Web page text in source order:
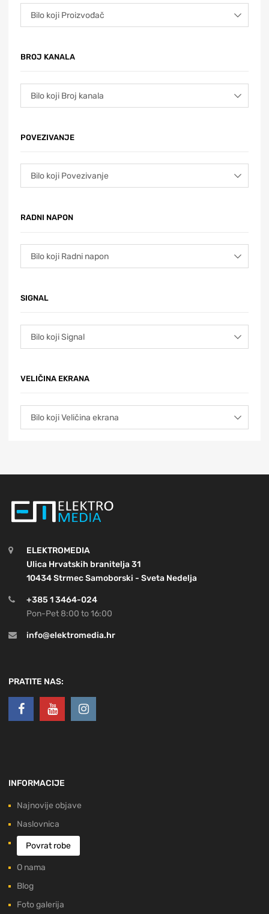
BROJ KANALA
POVEZIVANJE
RADNI NAPON
SIGNAL
VELIČINA EKRANA
ELEKTROMEDIA
Ulica Hrvatskih branitelja 31
10434 Strmec Samoborski - Sveta Nedelja
+385 1 3464-024
Pon-Pet 8:00 to 16:00
info@elektromedia.hr
PRATITE NAS:
INFORMACIJE
Najnovije objave
Naslovnica
Povrat robe
O nama
Blog
Foto galerija